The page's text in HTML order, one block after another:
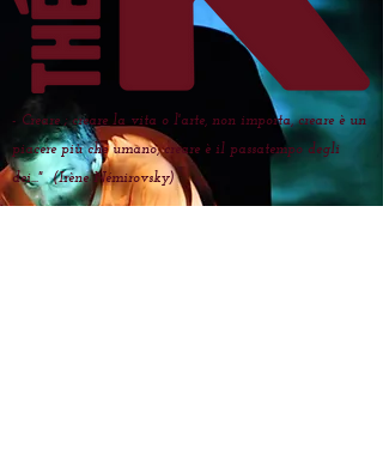
- Creare ; creare la vita o l'arte, non importa, creare è un
piacere più che umano, creare è il passatempo degli
dei..." (Irène Némirovsky)